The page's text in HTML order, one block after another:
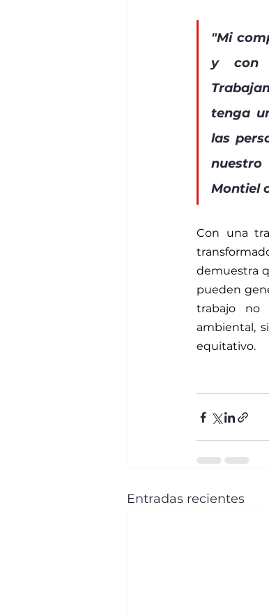
"Mi
y con
tenga
las
Montiel
Con una
demuestra
pueden
trabajo no
ambiental,
equitativo.
Entradas recientes